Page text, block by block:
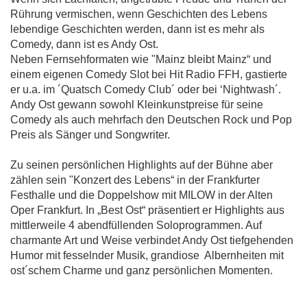
Rührung vermischen, wenn Geschichten des Lebens
lebendige Geschichten werden, dann ist es mehr als
Comedy, dann ist es Andy Ost.
Neben Fernsehformaten wie "Mainz bleibt Mainz“ und
einem eigenen Comedy Slot bei Hit Radio FFH, gastierte
er u.a. im ´Quatsch Comedy Club´ oder bei ‘Nightwash´.
Andy Ost gewann sowohl Kleinkunstpreise für seine
Comedy als auch mehrfach den Deutschen Rock und Pop
Preis als Sänger und Songwriter.
Zu seinen persönlichen Highlights auf der Bühne aber
zählen sein "Konzert des Lebens“ in der Frankfurter
Festhalle und die Doppelshow mit MILOW in der Alten
Oper Frankfurt. In „Best Ost“ präsentiert er Highlights aus
mittlerweile 4 abendfüllenden Soloprogrammen. Auf
charmante Art und Weise verbindet Andy Ost tiefgehenden
Humor mit fesselnder Musik, grandiose Albernheiten mit
ost´schem Charme und ganz persönlichen Momenten.